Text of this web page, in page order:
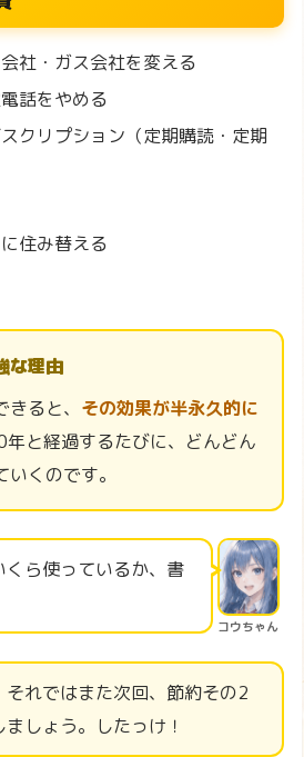
社・ガス会社を変える
話をやめる
クリプション（定期購読・定期
住み替える
な理由
ると、 その効果が半永久的に
と経過するたびに、どんどん
くのです。
コウちゃん
くら使っているか、書
それではまた次回、節約その2
しょう。したっけ！